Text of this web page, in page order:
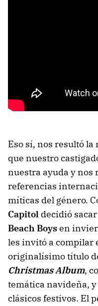
Eso sí, nos resultó
que nuestro
nuestra ayuda y nos
referencias
míticas del género.
Capitol decidió
Beach Boysen
les invitó a compilar
originalísimo título
Christmas Album,
temática navideña,
clásicos festivos. El